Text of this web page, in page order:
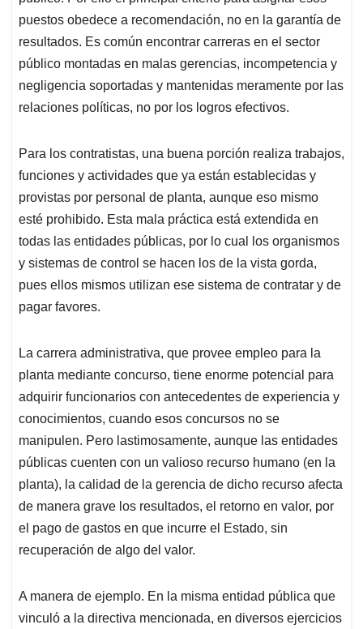
puestos obedece a recomendación, no en la garantía de
resultados. Es común encontrar carreras en el sector
público montadas en malas gerencias, incompetencia y
negligencia soportadas y mantenidas meramente por las
relaciones políticas, no por los logros efectivos.
Para los contratistas, una buena porción realiza trabajos,
funciones y actividades que ya están establecidas y
provistas por personal de planta, aunque eso mismo
esté prohibido. Esta mala práctica está extendida en
todas las entidades públicas, por lo cual los organismos
y sistemas de control se hacen los de la vista gorda,
pues ellos mismos utilizan ese sistema de contratar y de
pagar favores.
La carrera administrativa, que provee empleo para la
planta mediante concurso, tiene enorme potencial para
adquirir funcionarios con antecedentes de experiencia y
conocimientos, cuando esos concursos no se
manipulen. Pero lastimosamente, aunque las entidades
públicas cuenten con un valioso recurso humano (en la
planta), la calidad de la gerencia de dicho recurso afecta
de manera grave los resultados, el retorno en valor, por
el pago de gastos en que incurre el Estado, sin
recuperación de algo del valor.
A manera de ejemplo. En la misma entidad pública que
vinculó a la directiva mencionada, en diversos ejercicios